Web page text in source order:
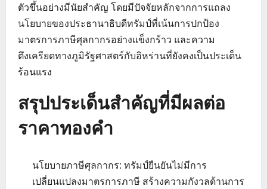
ตัวขึ้นอย่างมีนัยสำคัญ โดยมีปัจจัยหลักจากการแถลง
นโยบายของประธานาธิบดีทรัมป์ที่เน้นการปกป้อง
มาตรการภาษีศุลกากรอย่างแข็งกร้าว และความ
ตึงเครียดทางภูมิรัฐศาสตร์กับอิหร่านที่ยังคงเป็นประเด็น
ร้อนแรง
สรุปประเด็นสำคัญที่มีผลต่อ
ราคาทองคำ
นโยบายภาษีศุลกากร: ทรัมป์ยืนยันไม่มีการ
เปลี่ยนแปลงมาตรการภาษี สร้างความกังวลด้านการ